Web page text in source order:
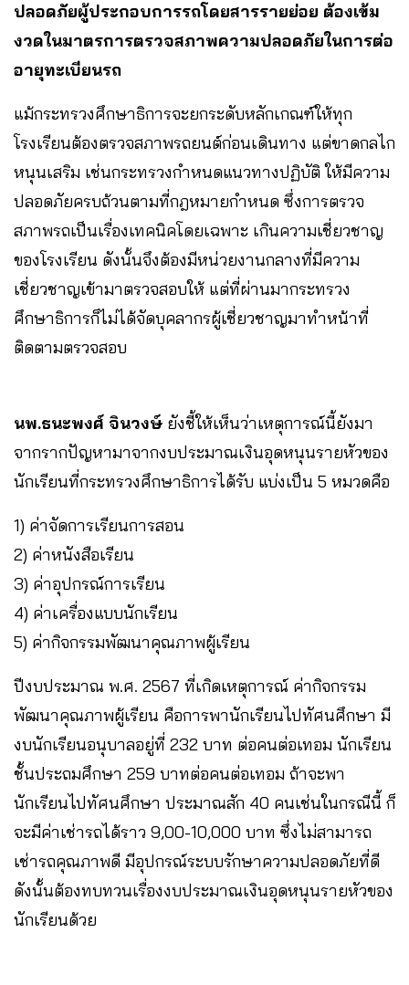
ปลอดภัยผู้ประกอบการรถโดยสารรายย่อย ต้องเข้ม
งวดในมาตรการตรวจสภาพความปลอดภัยในการต่อ
อายุทะเบียนรถ
แม้กระทรวงศึกษาธิการจะยกระดับหลักเกณฑ์ให้ทุก
โรงเรียนต้องตรวจสภาพรถยนต์ก่อนเดินทาง แต่ขาดกลไก
หนุนเสริม เช่นกระทรวงกำหนดแนวทางปฏิบัติ ให้มีความ
ปลอดภัยครบถ้วนตามที่กฎหมายกำหนด ซึ่งการตรวจ
สภาพรถเป็นเรื่องเทคนิคโดยเฉพาะ เกินความเชี่ยวชาญ
ของโรงเรียน ดังนั้นจึงต้องมีหน่วยงานกลางที่มีความ
เชี่ยวชาญเข้ามาตรวจสอบให้ แต่ที่ผ่านมากระทรวง
ศึกษาธิการก็ไม่ได้จัดบุคลากรผู้เชี่ยวชาญมาทำหน้าที่
ติดตามตรวจสอบ
นพ.ธนะพงศ์ จินวงษ์ ยังชี้ให้เห็นว่าเหตุการณ์นี้ยังมา
จากรากปัญหามาจากงบประมาณเงินอุดหนุนรายหัวของ
นักเรียนที่กระทรวงศึกษาธิการได้รับ แบ่งเป็น 5 หมวดคือ
1) ค่าจัดการเรียนการสอน
2) ค่าหนังสือเรียน
3) ค่าอุปกรณ์การเรียน
4) ค่าเครื่องแบบนักเรียน
5) ค่ากิจกรรมพัฒนาคุณภาพผู้เรียน
ปีงบประมาณ พ.ศ. 2567 ที่เกิดเหตุการณ์ ค่ากิจกรรม
พัฒนาคุณภาพผู้เรียน คือการพานักเรียนไปทัศนศึกษา มี
งบนักเรียนอนุบาลอยู่ที่ 232 บาท ต่อคนต่อเทอม นักเรียน
ชั้นประถมศึกษา 259 บาทต่อคนต่อเทอม ถ้าจะพา
นักเรียนไปทัศนศึกษา ประมาณสัก 40 คนเช่นในกรณีนี้ ก็
จะมีค่าเช่ารถได้ราว 9,00-10,000 บาท ซึ่งไม่สามารถ
เช่ารถคุณภาพดี มีอุปกรณ์ระบบรักษาความปลอดภัยที่ดี
ดังนั้นต้องทบทวนเรื่องงบประมาณเงินอุดหนุนรายหัวของ
นักเรียนด้วย